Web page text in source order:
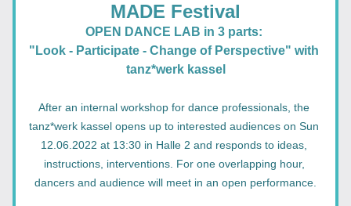
MADE Festival
OPEN DANCE LAB in 3 parts:
"Look - Participate - Change of Perspective" with
tanz*werk kassel
After an internal workshop for dance professionals, the
tanz*werk kassel opens up to interested audiences on Sun
12.06.2022 at 13:30 in Halle 2 and responds to ideas,
instructions, interventions. For one overlapping hour,
dancers and audience will meet in an open performance.